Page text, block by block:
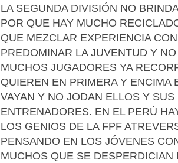
LA SEGUNDA DIVISIÓN NO
POR QUE HAY MUCHO
QUE MEZCLAR EXPERIENCIA
PREDOMINAR LA JUVENTUD Y
MUCHOS JUGADORES YA
QUIEREN EN PRIMERA Y ENCIMA
VAYAN Y NO JODAN ELLOS Y SUS
ENTRENADORES. EN EL PERÚ
LOS GENIOS DE LA FPF
PENSANDO EN LOS JÓVENES
MUCHOS QUE SE DESPERDICIAN